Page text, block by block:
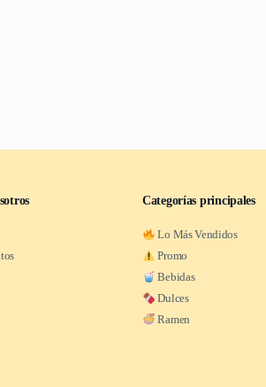
Categorías principales
Lo Más Vendidos
Promo
Bebidas
Dulces
Ramen